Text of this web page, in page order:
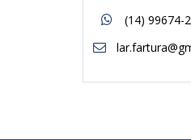
(14) 99674-